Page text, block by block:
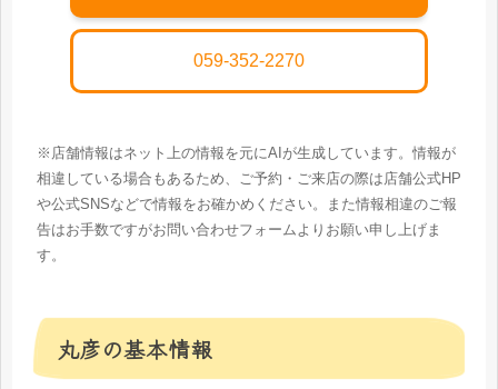
059-352-2270
※店舗情報はネット上の情報を元にAIが生成しています。情報が
相違している場合もあるため、ご予約・ご来店の際は店舗公式HP
や公式SNSなどで情報をお確かめください。また情報相違のご報
告はお手数ですがお問い合わせフォームよりお願い申し上げま
す。
丸彦の基本情報